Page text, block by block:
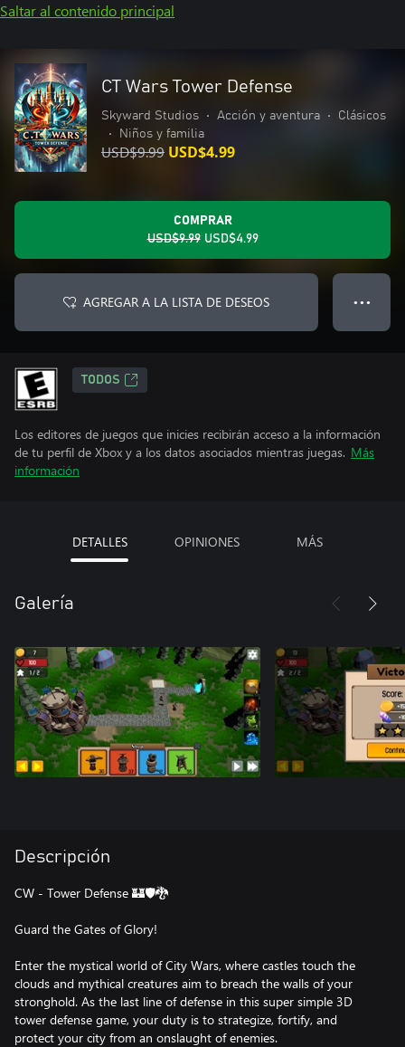
Saltar al contenido principal
CT Wars Tower Defense
Skyward Studios • Acción y aventura •
Clásicos
•
Niños y familia
USD$9.99 USD$4.99
COMPRAR
USD$9.99 USD$4.99
AGREGAR A LA LISTA DE DESEOS ● ● ●
TODOS
Los editores de juegos que inicies recibirán acceso a la información
de tu perfil de Xbox y a los datos asociados mientras juegas. Más
información
DETALLES OPINIONES MÁS
Galería
Descripción
CW - Tower Defense 🏰🛡🐉
Guard the Gates of Glory!
Enter the mystical world of City Wars, where castles touch the
clouds and mythical creatures aim to breach the walls of your
stronghold. As the last line of defense in this super simple 3D
tower defense game, your duty is to strategize, fortify, and
protect your city from an onslaught of enemies.